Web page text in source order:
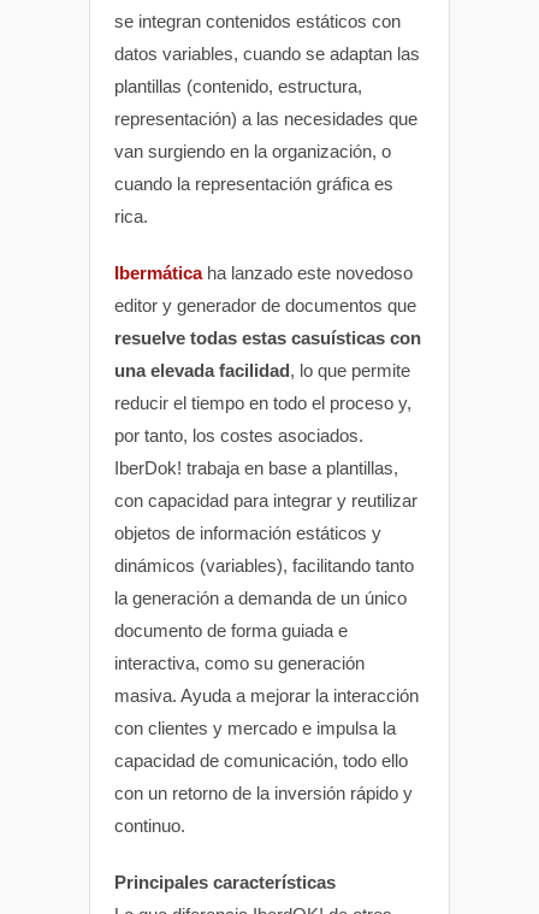
se integran contenidos estáticos con
datos variables, cuando se adaptan las
plantillas (contenido, estructura,
representación) a las necesidades que
van surgiendo en la organización, o
cuando la representación gráfica es
rica.
Ibermática ha lanzado este novedoso
editor y generador de documentos que
resuelve todas estas casuísticas con
una elevada facilidad, lo que permite
reducir el tiempo en todo el proceso y,
por tanto, los costes asociados.
IberDok! trabaja en base a plantillas,
con capacidad para integrar y reutilizar
objetos de información estáticos y
dinámicos (variables), facilitando tanto
la generación a demanda de un único
documento de forma guiada e
interactiva, como su generación
masiva. Ayuda a mejorar la interacción
con clientes y mercado e impulsa la
capacidad de comunicación, todo ello
con un retorno de la inversión rápido y
continuo.
Principales características